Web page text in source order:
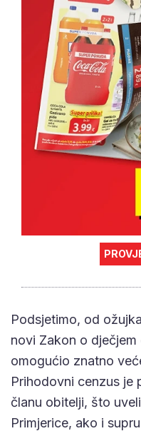
Podsjetimo, od
novi Zakon o
omogućio znatno
Prihodovni cenzus je
članu obitelji, što
Primjerice, ako i